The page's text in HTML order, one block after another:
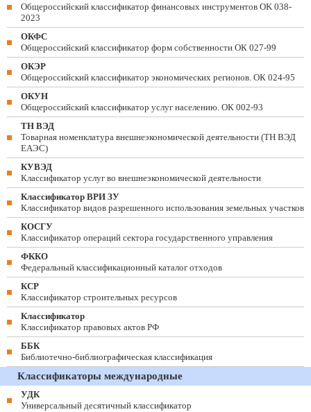
Общероссийский классификатор финансовых инструментов OK 038-
2023
ОКФС
Общероссийский классификатор форм собственности ОК 027-99
ОКЭР
Общероссийский классификатор экономических регионов. ОК 024-95
ОКУН
Общероссийский классификатор услуг населению. ОК 002-93
ТН ВЭД
Товарная номенклатура внешнеэкономической деятельности (ТН ВЭД
ЕАЭС)
КУВЭД
Классификатор услуг во внешнеэкономической деятельности
Классификатор ВРИ ЗУ
Классификатор видов разрешенного использования земельных участков
КОСГУ
Классификатор операций сектора государственного управления
ФККО
Федеральный классификационный каталог отходов
КСР
Классификатор строительных ресурсов
Классификатор
Классификатор правовых актов РФ
ББК
Библиотечно-библиографическая классификация
Классификаторы международные
УДК
Универсальный десятичный классификатор